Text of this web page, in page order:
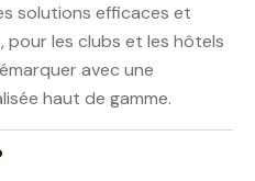
solutions efficaces et
pour les clubs et les hôtels
avec une
haut de gamme.